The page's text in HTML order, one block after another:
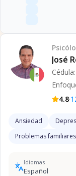
José
Cédula:
4.8·
Ansiedad
Problemas familiares
Idiomas
Español